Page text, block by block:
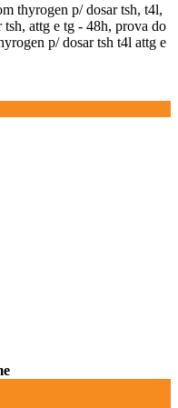
thyrogen p/ dosar tsh, t4l,
tsh, attg e tg - 48h, prova do
p/ dosar tsh t4l attg e